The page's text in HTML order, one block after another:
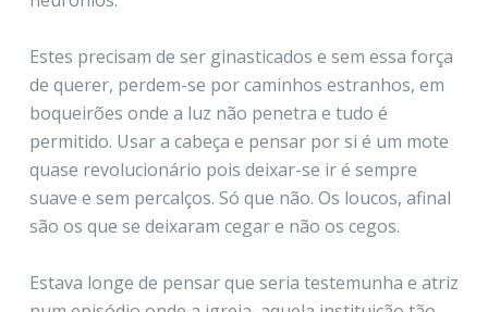
Estes precisam de ser ginasticados e sem essa força
de querer, perdem-se por caminhos estranhos, em
boqueirões onde a luz não penetra e tudo é
permitido. Usar a cabeça e pensar por si é um mote
quase revolucionário pois deixar-se ir é sempre
suave e sem percalços. Só que não. Os loucos, afinal
são os que se deixaram cegar e não os cegos.
Estava longe de pensar que seria testemunha e atriz